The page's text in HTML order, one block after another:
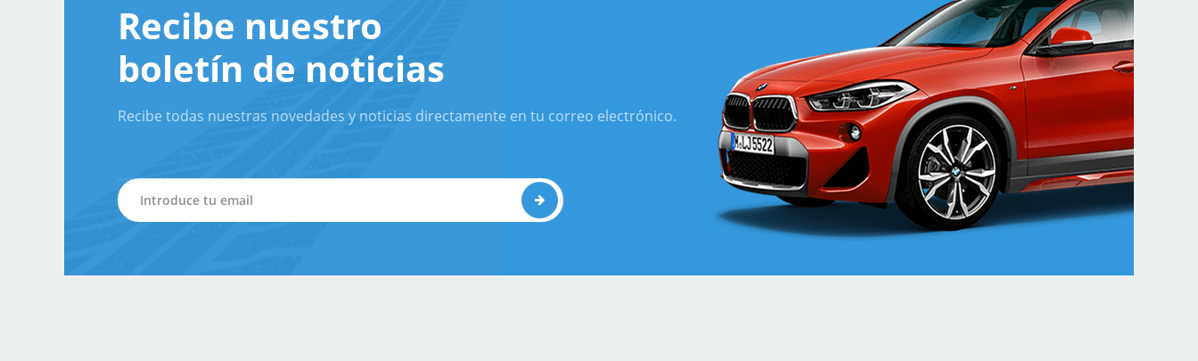
Recibe nuestro
boletín de noticias
Recibe todas nuestras novedades y noticias directamente en tu correo electrónico.